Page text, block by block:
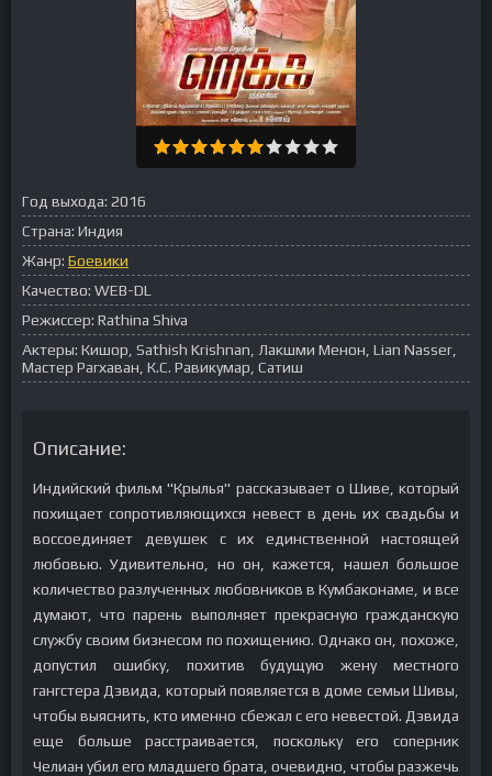
Год выхода: 2016
Страна: Индия
Жанр: Боевики
Качество: WEB-DL
Режиссер: Rathina Shiva
Актеры: Кишор, Sathish Krishnan, Лакшми Менон, Lian Nasser,
Мастер Рагхаван, К.С. Равикумар, Сатиш
Описание:
Индийский фильм "Крылья" рассказывает о Шиве, который
похищает сопротивляющихся невест в день их свадьбы и
воссоединяет девушек с их единственной настоящей
любовью. Удивительно, но он, кажется, нашел большое
количество разлученных любовников в Кумбаконаме, и все
думают, что парень выполняет прекрасную гражданскую
службу своим бизнесом по похищению. Однако он, похоже,
допустил ошибку, похитив будущую жену местного
гангстера Дэвида, который появляется в доме семьи Шивы,
чтобы выяснить, кто именно сбежал с его невестой. Дэвида
еще больше расстраивается, поскольку его соперник
Челиан убил его младшего брата, очевидно, чтобы разжечь